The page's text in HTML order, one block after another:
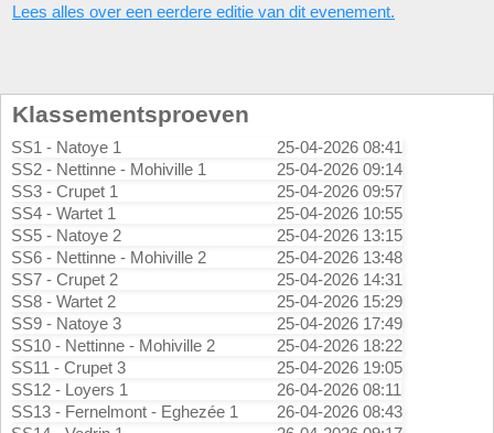
Lees alles over een eerdere editie van dit evenement.
Klassementsproeven
SS1 - Natoye 1
25-04-2026 08:41
SS2 - Nettinne - Mohiville 1
25-04-2026 09:14
SS3 - Crupet 1
25-04-2026 09:57
SS4 - Wartet 1
25-04-2026 10:55
SS5 - Natoye 2
25-04-2026 13:15
SS6 - Nettinne - Mohiville 2
25-04-2026 13:48
SS7 - Crupet 2
25-04-2026 14:31
SS8 - Wartet 2
25-04-2026 15:29
SS9 - Natoye 3
25-04-2026 17:49
SS10 - Nettinne - Mohiville 2
25-04-2026 18:22
SS11 - Crupet 3
25-04-2026 19:05
SS12 - Loyers 1
26-04-2026 08:11
SS13 - Fernelmont - Eghezée 1
26-04-2026 08:43